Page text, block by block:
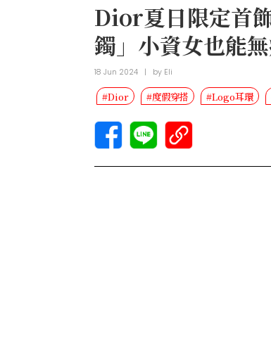
Dior夏日限定首
鐲」小資女也能無
18 Jun 2024 | by Eli
#Dior #度假穿搭 #Logo耳環